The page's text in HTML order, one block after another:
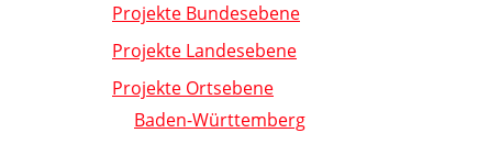
Projekte Bundesebene
Projekte Landesebene
Projekte Ortsebene
Baden-Württemberg